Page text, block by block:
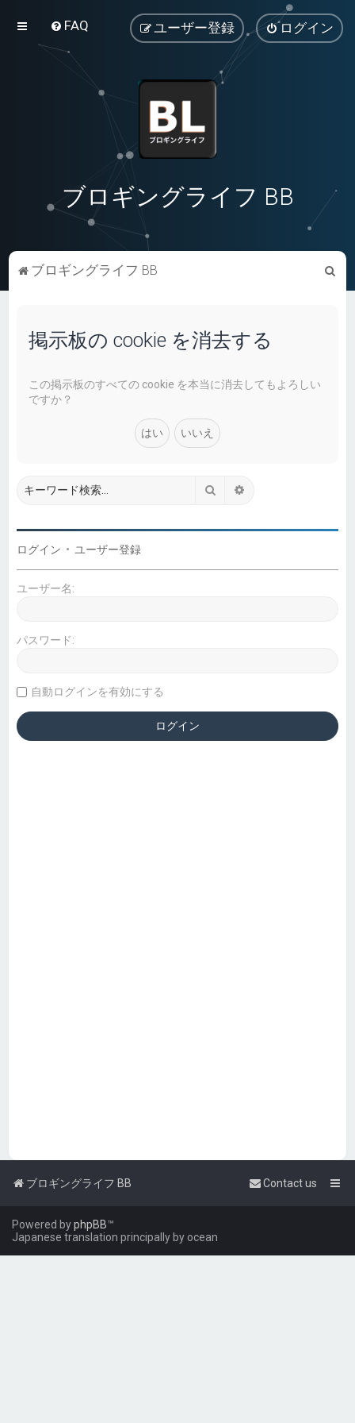
FAQ ログイン
ユーザー登録
ブロギングライフ BB
ブロギングライフ BB
索
掲示板の cookie を消去する
この掲示板のすべての cookie を本当に消去してもよろしい
ですか？
検索
ログイン • ユーザー登録
ユーザー名:
パスワード:
自動ログインを有効にする
ブロギングライフ BB Contact us
Powered byphpBB™
Japanese translation principally by ocean